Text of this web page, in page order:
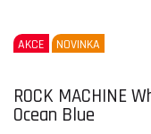
AKCE NOVINKA
ROCK MACHINE
Ocean Blue